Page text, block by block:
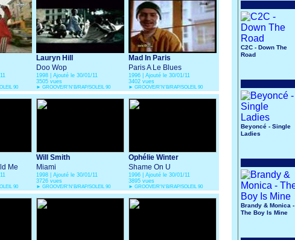
90
Lauryn Hill
Doo Wop
1998 | Ajouté le 30/01/11
3505 vues
► GROOVE/R'N'B/RAP/SOLEIL 90
Mad In Paris
Paris A Le Blues
1996 | Ajouté le 30/01/11
3402 vues
► GROOVE/R'N'B/RAP/SOLEIL 90
Me
90
Will Smith
Miami
1998 | Ajouté le 30/01/11
3726 vues
► GROOVE/R'N'B/RAP/SOLEIL 90
Ophélie Winter
Shame On U
1996 | Ajouté le 30/01/11
3895 vues
► GROOVE/R'N'B/RAP/SOLEIL 90
C2C - Down The
Road
Beyoncé - Single
Ladies
Brandy & Monica -
The Boy Is Mine